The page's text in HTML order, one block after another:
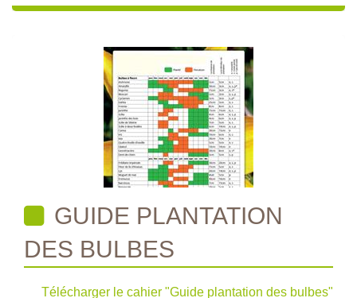
GUIDE PLANTATION
DES BULBES
Télécharger le cahier "Guide plantation des bulbes"